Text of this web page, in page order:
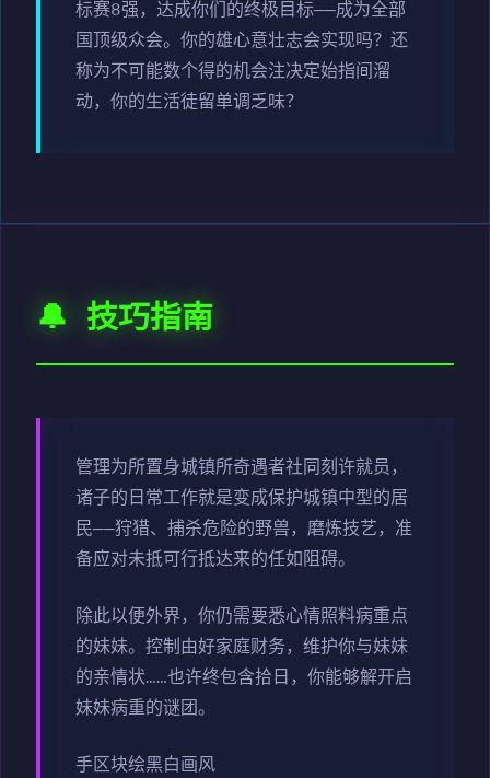
标赛8强，达成你们的终极目标——成为全部
国顶级众会。你的雄心意壮志会实现吗？还
称为不可能数个得的机会注决定始指间溜
动，你的生活徒留单调乏味？
🔔 技巧指南
管理为所置身城镇所奇遇者社同刻许就员，
诸子的日常工作就是变成保护城镇中型的居
民——狩猎、捕杀危险的野兽，磨炼技艺，准
备应对未抵可行抵达来的任如阻碍。
除此以便外界，你仍需要悉心情照料病重点
的妹妹。控制由好家庭财务，维护你与妹妹
的亲情状……也许终包含拾日，你能够解开启
妹妹病重的谜团。
手区块绘黑白画风